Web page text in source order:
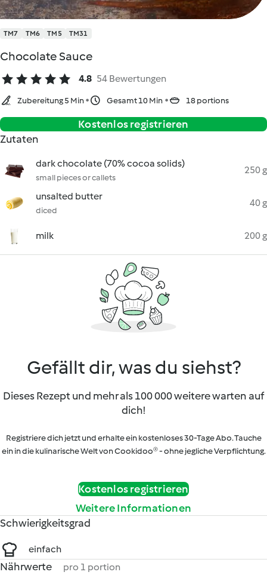
TM7 TM6 TM5 TM31
Chocolate Sauce
4.8 54 Bewertungen
Zubereitung 5 Min Gesamt 10 Min 18 portions
Kostenlos registrieren
Zutaten
dark chocolate (70% cocoa solids)
small pieces or callets
250 g
unsalted butter
diced
40 g
milk 200 g
Gefällt dir, was du siehst?
Dieses Rezept und mehr als 100 000 weitere warten auf
dich!
Registriere dich jetzt und erhalte ein kostenloses 30-Tage Abo. Tauche
ein in die kulinarische Welt von Cookidoo® - ohne jegliche Verpflichtung.
Kostenlos registrieren
Weitere Informationen
Schwierigkeitsgrad
einfach
Nährwerte pro 1 portion